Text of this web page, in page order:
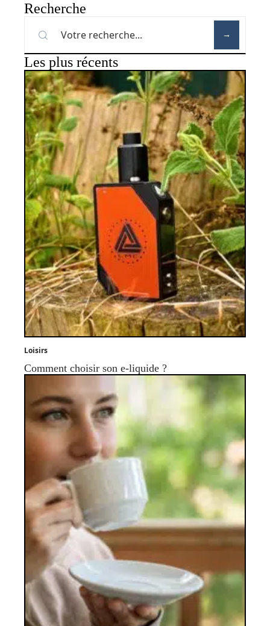
Recherche
Les plus récents
Loisirs
Comment choisir son e-liquide ?